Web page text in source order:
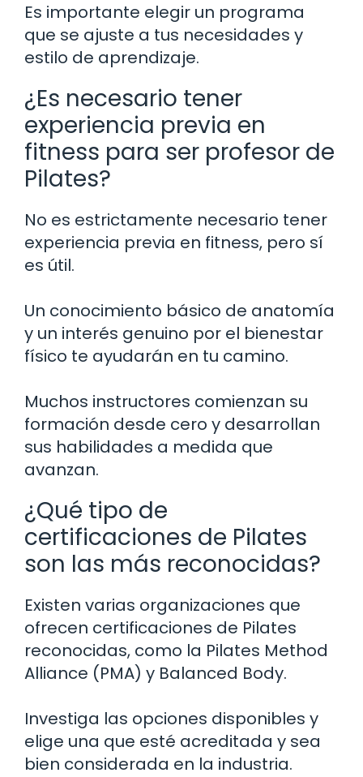
Es importante elegir un programa
que se ajuste a tus necesidades y
estilo de aprendizaje.
¿Es necesario tener
experiencia previa en
fitness para ser profesor de
Pilates?
No es estrictamente necesario tener
experiencia previa en fitness, pero sí
es útil.
Un conocimiento básico de anatomía
y un interés genuino por el bienestar
físico te ayudarán en tu camino.
Muchos instructores comienzan su
formación desde cero y desarrollan
sus habilidades a medida que
avanzan.
¿Qué tipo de
certificaciones de Pilates
son las más reconocidas?
Existen varias organizaciones que
ofrecen certificaciones de Pilates
reconocidas, como la Pilates Method
Alliance (PMA) y Balanced Body.
Investiga las opciones disponibles y
elige una que esté acreditada y sea
bien considerada en la industria.